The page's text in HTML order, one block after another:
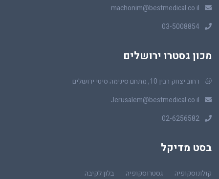
machonim@bestmedical.co.il
03-5008854
מכון גסטרו ירושלים
רחוב יצחק רבין 10, מתחם סינימה סיטי ירושלים
Jerusalem@bestmedical.co.il
02-6256582
בסט מדיקל
קולונוסקופיה גסטרוסקופיה
בלון לקיבה